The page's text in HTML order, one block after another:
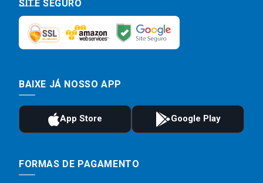
SITE SEGURO
BAIXE JÁ NOSSO APP
FORMAS DE PAGAMENTO